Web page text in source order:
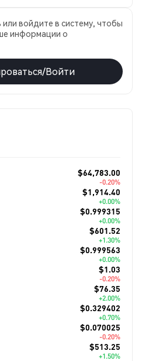
или войдите в систему, чтобы
информации о
Войти
$64,783.00
-0.20%
$1,914.40
+0.00%
$0.999315
+0.00%
$601.52
+1.30%
$0.999563
+0.00%
$1.03
-0.20%
$76.35
+2.00%
$0.329402
+0.70%
$0.070025
-0.20%
$513.25
+1.50%